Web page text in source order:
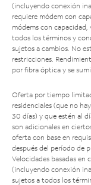
(incluyendo conexión
requiere módem con
módems con capacidad,
todos los términos y
sujetos a cambios. No
restricciones.
por fibra óptica y se
Oferta por tiempo
residenciales (que no
30 días) y que estén al
son adicionales en
oferta con base en
después del período de
Velocidades basadas en
(incluyendo conexión
sujetos a todos los